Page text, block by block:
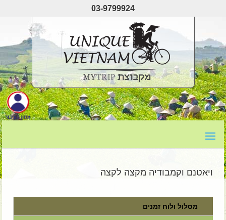
03-9799924
ויאטנם וקמבודיה מקצה לקצה
מסלול ולוח זמנים